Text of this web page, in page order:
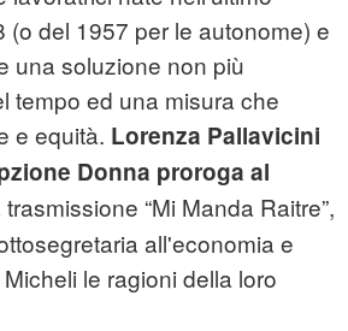
(o del 1957 per le autonome) e
una soluzione non più
tempo ed una misura che
e equità. Lorenza Pallavicini
Donna proroga al
“Mi Manda Raitre”,
all'economia e
le ragioni della loro